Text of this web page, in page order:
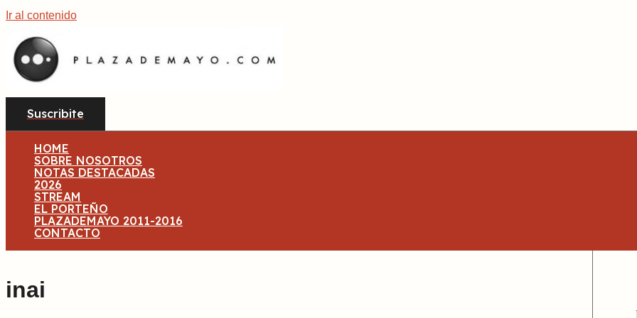
Ir al contenido
Suscribite
HOME
SOBRE NOSOTROS
NOTAS DESTACADAS
2026
STREAM
EL PORTEÑO
PLAZADEMAYO 2011-2016
CONTACTO
inai